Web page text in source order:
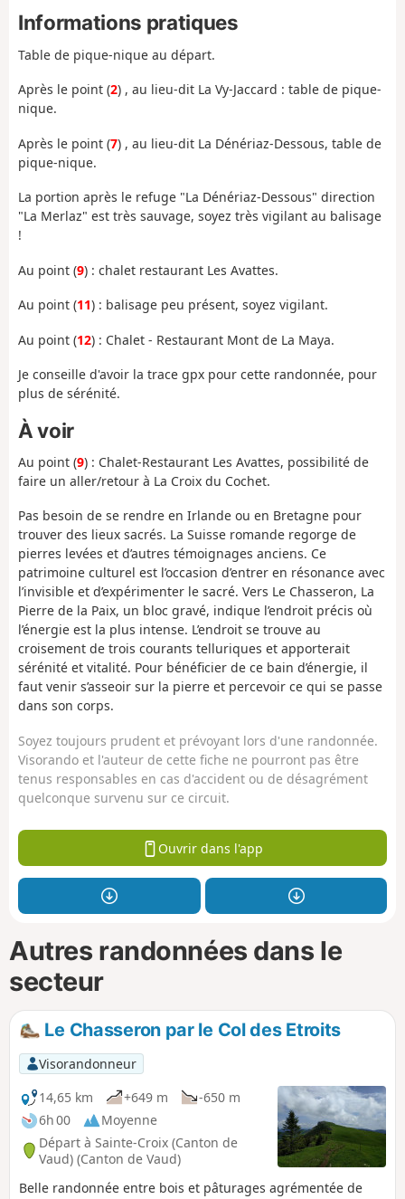
Informations pratiques
Table de pique-nique au départ.
Après le point (2) , au lieu-dit La Vy-Jaccard : table de pique-
nique.
Après le point (7) , au lieu-dit La Dénériaz-Dessous, table de
pique-nique.
La portion après le refuge "La Dénériaz-Dessous" direction
"La Merlaz" est très sauvage, soyez très vigilant au balisage
!
Au point (9) : chalet restaurant Les Avattes.
Au point (11) : balisage peu présent, soyez vigilant.
Au point (12) : Chalet - Restaurant Mont de La Maya.
Je conseille d'avoir la trace gpx pour cette randonnée, pour
plus de sérénité.
À voir
Au point (9) : Chalet-Restaurant Les Avattes, possibilité de
faire un aller/retour à La Croix du Cochet.
Pas besoin de se rendre en Irlande ou en Bretagne pour
trouver des lieux sacrés. La Suisse romande regorge de
pierres levées et d’autres témoignages anciens. Ce
patrimoine culturel est l’occasion d’entrer en résonance avec
l’invisible et d’expérimenter le sacré. Vers Le Chasseron, La
Pierre de la Paix, un bloc gravé, indique l’endroit précis où
l’énergie est la plus intense. L’endroit se trouve au
croisement de trois courants telluriques et apporterait
sérénité et vitalité. Pour bénéficier de ce bain d’énergie, il
faut venir s’asseoir sur la pierre et percevoir ce qui se passe
dans son corps.
Soyez toujours prudent et prévoyant lors d'une randonnée.
Visorando et l'auteur de cette fiche ne pourront pas être
tenus responsables en cas d'accident ou de désagrément
quelconque survenu sur ce circuit.
Ouvrir dans l'app
Autres randonnées dans le
secteur
Le Chasseron par le Col des Etroits
Visorandonneur
14,65 km
+649 m
-650 m
6h 00
Moyenne
Départ à Sainte-Croix (Canton de
Vaud) (Canton de Vaud)
Belle randonnée entre bois et pâturages agrémentée de